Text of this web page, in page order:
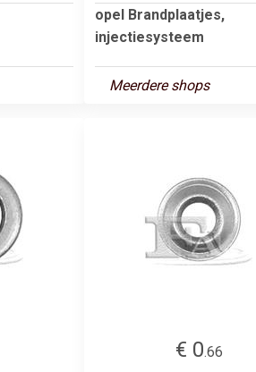
opel Brandplaatjes,
injectiesysteem
Meerdere shops
€ 0.66